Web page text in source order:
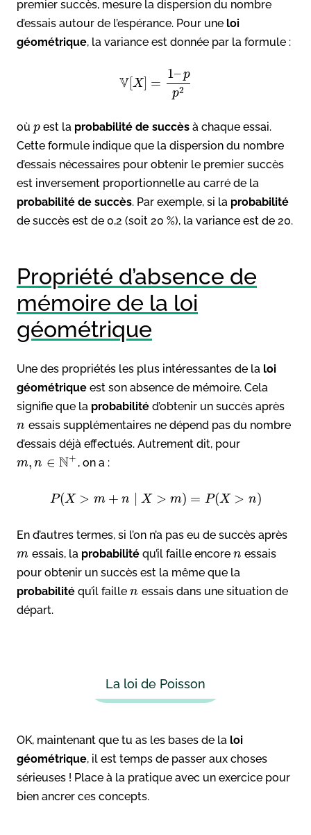
premier succès, mesure la dispersion du nombre
d’essais autour de l’espérance. Pour une loi
géométrique, la variance est donnée par la formule :
V[ X] =
1–p
p2
où p est la probabilité de succès à chaque essai.
Cette formule indique que la dispersion du nombre
d’essais nécessaires pour obtenir le premier succès
est inversement proportionnelle au carré de la
probabilité de succès. Par exemple, si la probabilité
de succès est de 0,2 (soit 20 %), la variance est de 20.
Propriété d’absence de
mémoire de la loi
géométrique
Une des propriétés les plus intéressantes de la loi
géométrique est son absence de mémoire. Cela
signifie que la probabilité d’obtenir un succès après
n essais supplémentaires ne dépend pas du nombre
d’essais déjà effectués. Autrement dit, pour
m, n ∈ N+ , on a :
P(X > m + n X > m) = P(X > n)
En d’autres termes, si l’on n’a pas eu de succès après
m essais, la probabilitéqu’il faille encore n essais
pour obtenir un succès est la même que la
probabilité qu’il faille n essais dans une situation de
départ.
La loi de Poisson
OK, maintenant que tu as les bases de la loi
géométrique, il est temps de passer aux choses
sérieuses ! Place à la pratique avec un exercice pour
bien ancrer ces concepts.